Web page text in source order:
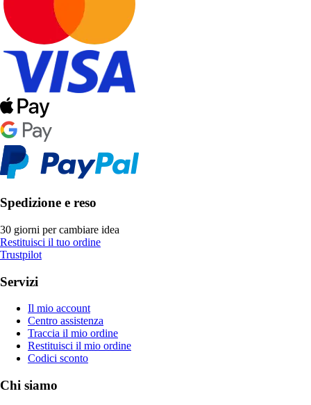
Spedizione e reso
30 giorni per cambiare idea
Restituisci il tuo ordine
Trustpilot
Servizi
Il mio account
Centro assistenza
Traccia il mio ordine
Restituisci il mio ordine
Codici sconto
Chi siamo